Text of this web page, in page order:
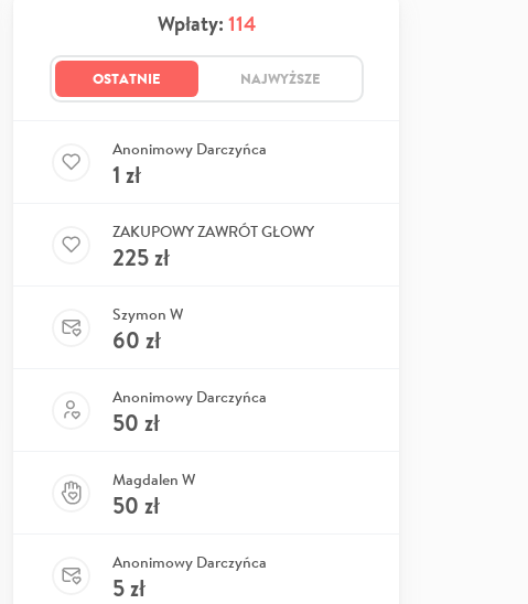
Wpłaty: 114
OSTATNIE NAJWYŻSZE
Anonimowy Darczyńca
1 zł
ZAKUPOWY ZAWRÓT GŁOWY
225zł
Szymon W
60 zł
Anonimowy Darczyńca
50 zł
Magdalen W
50 zł
Anonimowy Darczyńca
5zł